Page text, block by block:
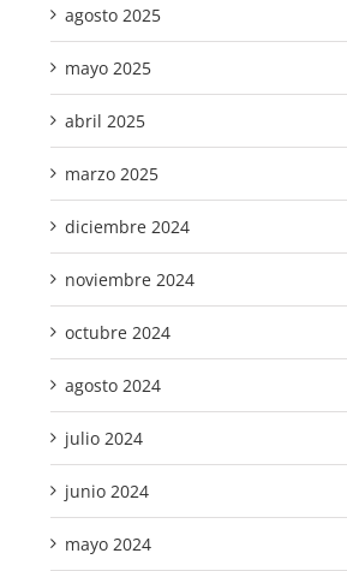
agosto 2025
mayo 2025
abril 2025
marzo 2025
diciembre 2024
noviembre 2024
octubre 2024
agosto 2024
julio 2024
junio 2024
mayo 2024